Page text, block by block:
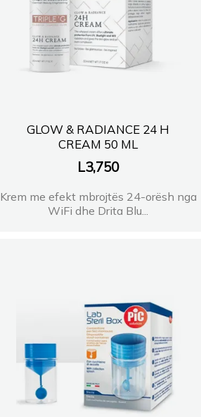
GLOW & RADIANCE 24 H
CREAM 50 ML
L3,750
Krem me efekt mbrojtës 24-orësh nga
WiFi dhe Drita Blu...